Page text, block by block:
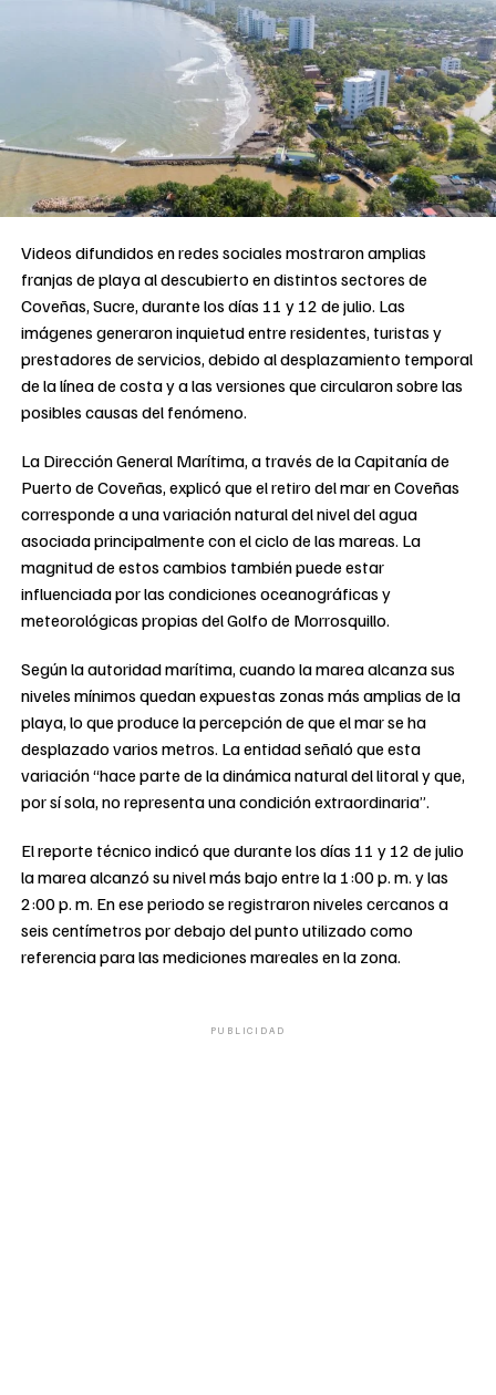
Videos difundidos en redes sociales mostraron amplias
franjas de playa al descubierto en distintos sectores de
Coveñas, Sucre, durante los días 11 y 12 de julio. Las
imágenes generaron inquietud entre residentes, turistas y
prestadores de servicios, debido al desplazamiento temporal
de la línea de costa y a las versiones que circularon sobre las
posibles causas del fenómeno.
La Dirección General Marítima, a través de la Capitanía de
Puerto de Coveñas, explicó que el retiro del mar en Coveñas
corresponde a una variación natural del nivel del agua
asociada principalmente con el ciclo de las mareas. La
magnitud de estos cambios también puede estar
influenciada por las condiciones oceanográficas y
meteorológicas propias del Golfo de Morrosquillo.
Según la autoridad marítima, cuando la marea alcanza sus
niveles mínimos quedan expuestas zonas más amplias de la
playa, lo que produce la percepción de que el mar se ha
desplazado varios metros. La entidad señaló que esta
variación “hace parte de la dinámica natural del litoral y que,
por sí sola, no representa una condición extraordinaria”.
El reporte técnico indicó que durante los días 11 y 12 de julio
la marea alcanzó su nivel más bajo entre la 1:00 p. m. y las
2:00 p. m. En ese periodo se registraron niveles cercanos a
seis centímetros por debajo del punto utilizado como
referencia para las mediciones mareales en la zona.
PUBLICIDAD